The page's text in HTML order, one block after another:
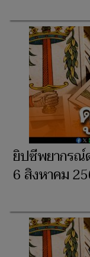
ยิปซีพยากรณ์
6 สิงหาคม